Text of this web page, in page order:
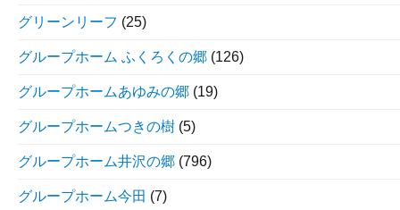
グリーンリーフ (25)
グループホーム ふくろくの郷 (126)
グループホームあゆみの郷 (19)
グループホームつきの樹 (5)
グループホーム井沢の郷 (796)
グループホーム今田 (7)